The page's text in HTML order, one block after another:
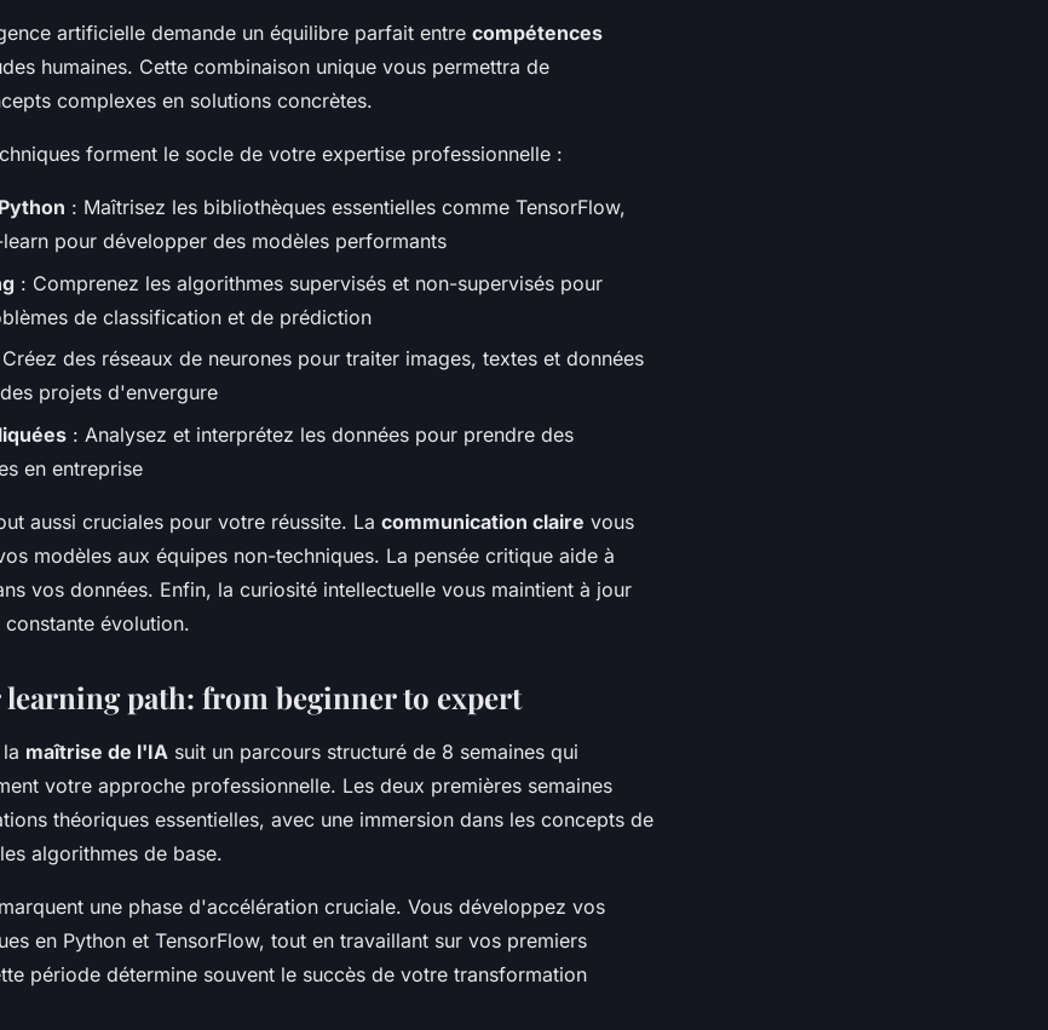
artificielle demande un équilibre parfait entre compétences
humaines. Cette combinaison unique vous permettra de
complexes en solutions concrètes.
forment le socle de votre expertise professionnelle :
: Maîtrisez les bibliothèques essentielles comme TensorFlow,
pour développer des modèles performants
: Comprenez les algorithmes supervisés et non-supervisés pour
de classification et de prédiction
des réseaux de neurones pour traiter images, textes et données
projets d'envergure
: Analysez et interprétez les données pour prendre des
en entreprise
aussi cruciales pour votre réussite. La communication claire vous
modèles aux équipes non-techniques. La pensée critique aide à
vos données. Enfin, la curiosité intellectuelle vous maintient à jour
évolution.
path: from beginner to expert
maîtrise de l'IA suit un parcours structuré de 8 semaines qui
votre approche professionnelle. Les deux premières semaines
théoriques essentielles, avec une immersion dans les concepts de
algorithmes de base.
une phase d'accélération cruciale. Vous développez vos
en Python et TensorFlow, tout en travaillant sur vos premiers
période détermine souvent le succès de votre transformation